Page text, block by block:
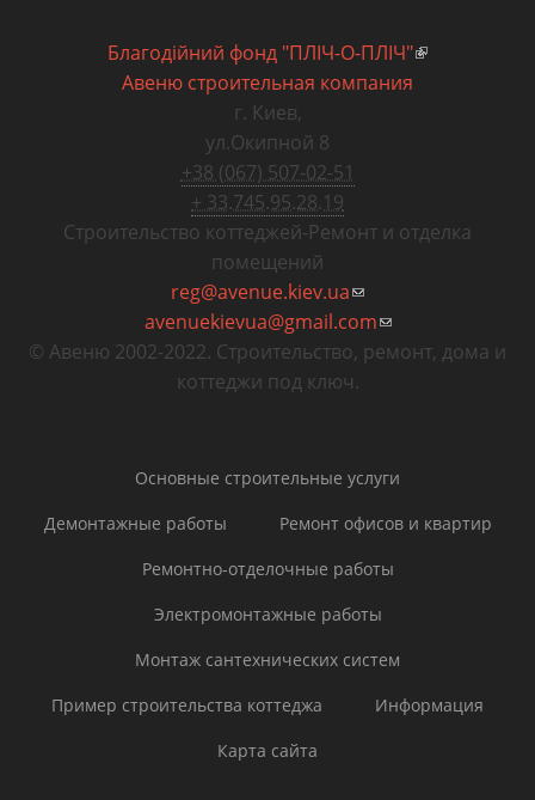
Благодiйний фонд "ПЛIЧ-О-ПЛIЧ"
Авеню строительная компания
г. Киев,
ул.Окипной 8
+38 (067) 507-02-51
+ 33.745.95.28.19
Строительство коттеджей-Ремонт и отделка
помещений
reg@avenue.kiev.ua
отправки email)
avenuekievua@gmail.com
отправки email)
© Авеню 2002-2022. Строительство, ремонт, дома и
коттеджи под ключ.
Основные строительные услуги
Демонтажные работы
Ремонт офисов и квартир
Ремонтно-отделочные работы
Электромонтажные работы
Монтаж сантехнических систем
Пример строительства коттеджа
Информация
Карта сайта